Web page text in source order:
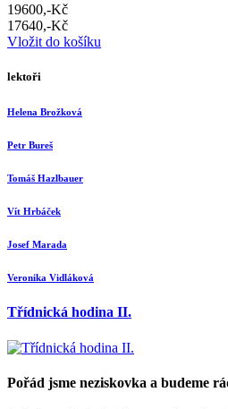
19600,-Kč
17640,-Kč
Vložit do košíku
lektoři
Helena Brožková
Petr Bureš
Tomáš Hazlbauer
Vít Hrbáček
Josef Marada
Veronika Vidláková
Třídnická hodina II.
Pořád jsme neziskovka a budeme